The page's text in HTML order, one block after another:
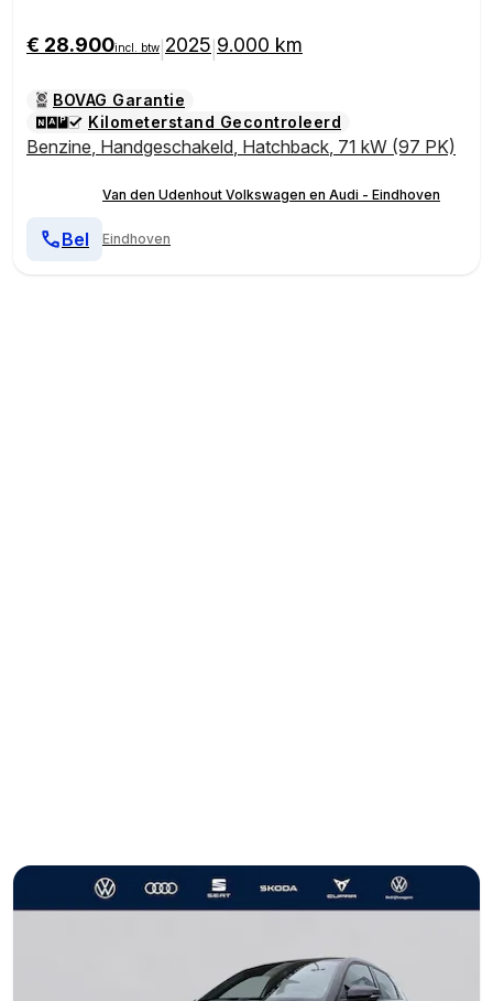
€ 28.900incl. btw 2025 9.000 km
BOVAG Garantie
Kilometerstand Gecontroleerd
Benzine, Handgeschakeld, Hatchback, 71 kW (97 PK)
Van den Udenhout Volkswagen en Audi - Eindhoven
Eindhoven
Bel